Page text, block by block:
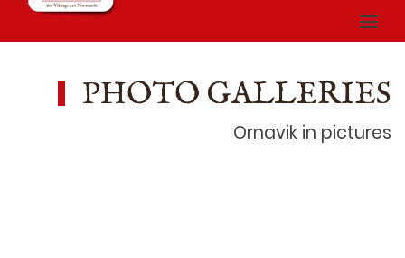
PHOTO GALLERIES
Ornavik in pictures